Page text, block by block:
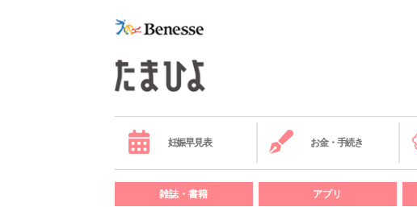
妊娠早見表 お金・手続き
雑誌・書籍 アプリ